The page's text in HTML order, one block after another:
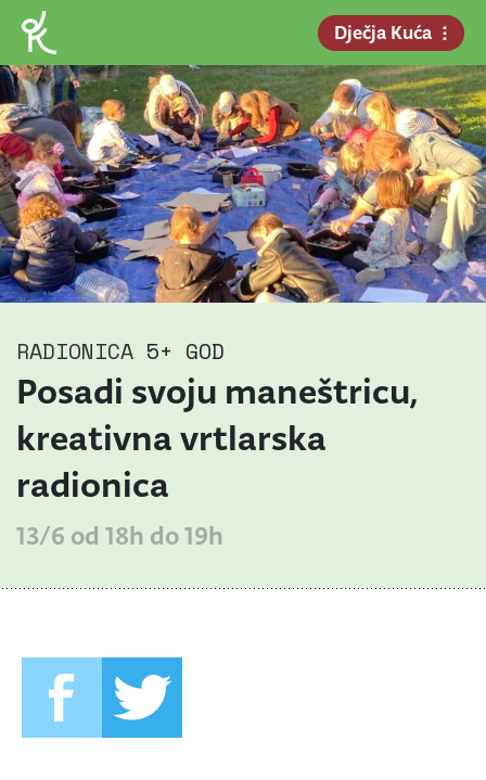
Dječja Kuća
RADIONICA 5+ GOD
Posadi svoju maneštricu,
kreativna vrtlarska
radionica
13/6 od 18h do 19h